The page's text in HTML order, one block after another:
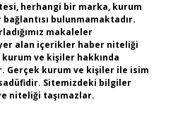
herhangi bir marka, kurum
bulunmamaktadır.
makaleler
alan içerikler haber niteliği
ve kişiler hakkında
Gerçek kurum ve kişiler ile isim
Sitemizdeki bilgiler
niteliği taşımazlar.